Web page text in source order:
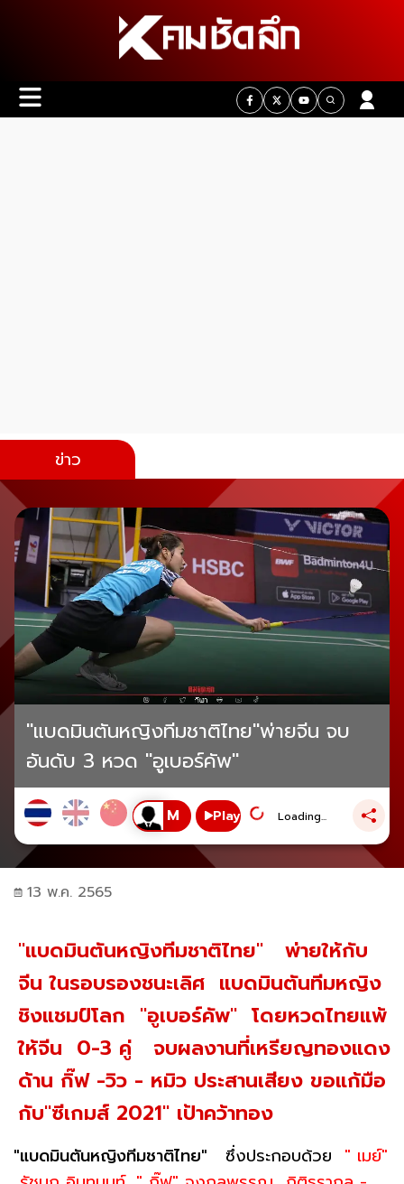
ข่าว
"แบดมินตันหญิงทีมชาติไทย"พ่ายจีน จบ
อันดับ 3 หวด "อูเบอร์คัพ"
Play Loading...
13 พ.ค. 2565
"แบดมินตันหญิงทีมชาติไทย" พ่ายให้กับ
จีน ในรอบรองชนะเลิศ แบดมินตันทีมหญิง
ชิงแชมป์โลก "อูเบอร์คัพ" โดยหวดไทยแพ้
ให้จีน 0-3 คู่ จบผลงานที่เหรียญทองแดง
ด้าน กิ๊ฟ -วิว - หมิว ประสานเสียง ขอแก้มือ
กับ"ซีเกมส์ 2021" เป้าคว้าทอง
"แบดมินตันหญิงทีมชาติไทย" ซึ่งประกอบด้วย " เมย์"